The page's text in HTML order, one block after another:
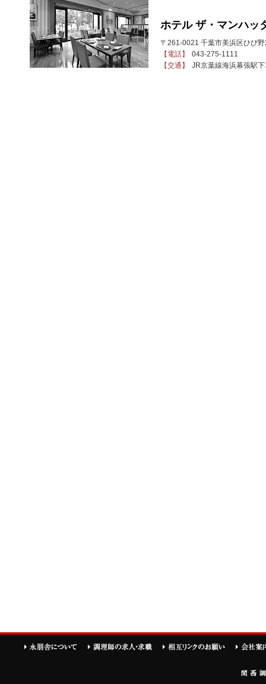
ホテル ザ・マンハッ
〒261-0021 千葉市美浜区ひび
【電話】
043-275-1111
【交通】
JR京葉線海浜幕張駅